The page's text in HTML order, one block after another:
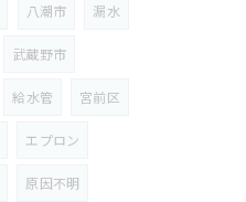
八潮市 漏水
武蔵野市
給水管 宮前区
エプロン
原因不明